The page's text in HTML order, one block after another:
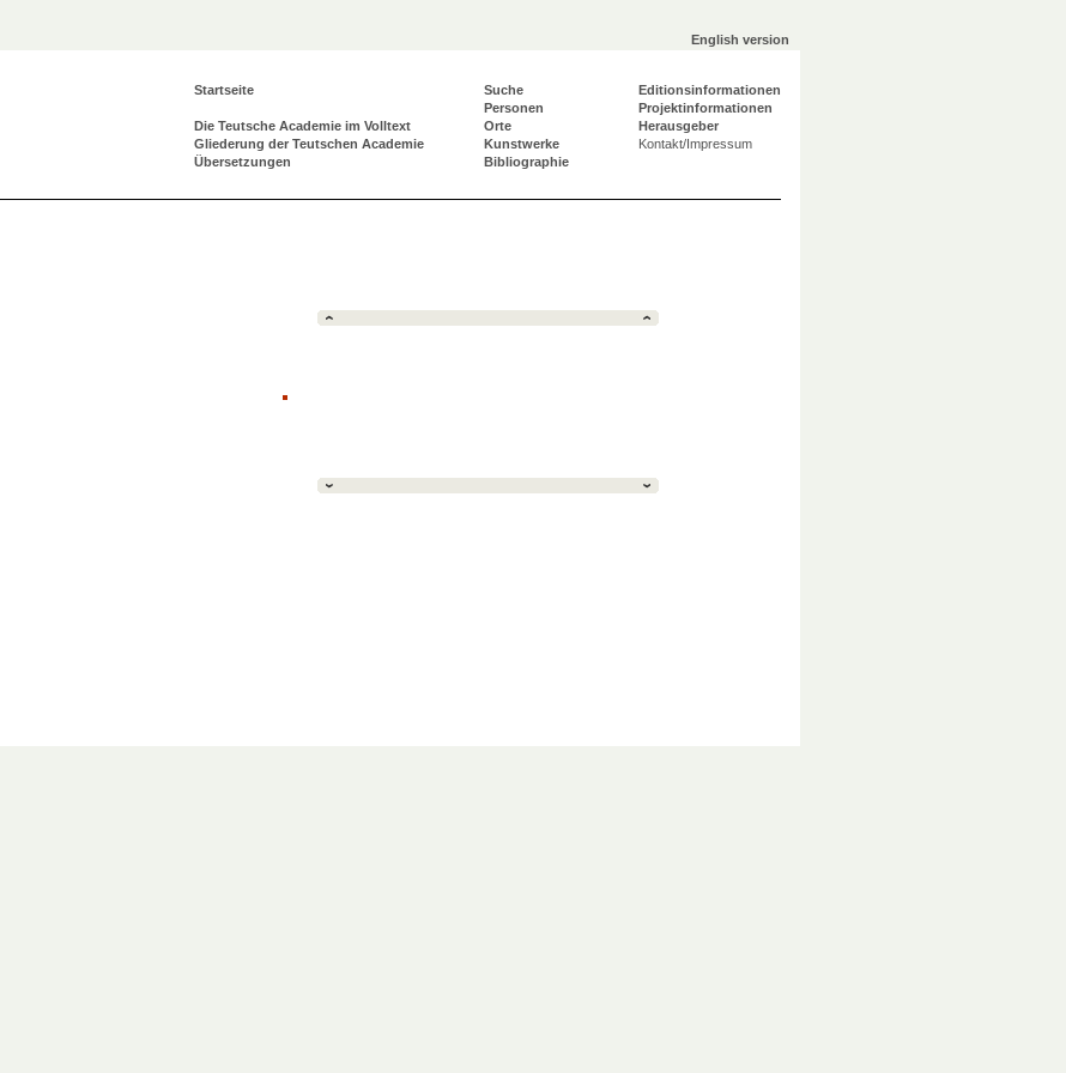
English version
Startseite
Die Teutsche Academie im Volltext
Gliederung der Teutschen Academie
Übersetzungen
Suche
Personen
Orte
Kunstwerke
Bibliographie
Editionsinformationen
Projektinformationen
Herausgeber
Kontakt/Impressum